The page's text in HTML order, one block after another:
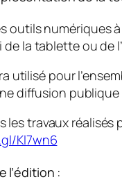
outils numériques
de la tablette ou de
utilisé pour
diffusion publique
les travaux réalisés
Kl7wn6
l’édition :